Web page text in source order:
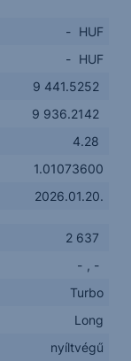
- HUF
- HUF
9 441.5252
9 936.2142
4.28
1.01073600
2026.01.20.
2 637
- , -
Turbo
Long
nyíltvégű